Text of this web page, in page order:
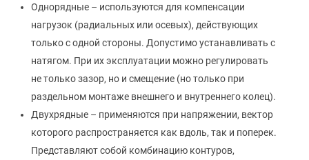
Однорядные – используются для компенсации
нагрузок (радиальных или осевых), действующих
только с одной стороны. Допустимо устанавливать с
натягом. При их эксплуатации можно регулировать
не только зазор, но и смещение (но только при
раздельном монтаже внешнего и внутреннего колец).
Двухрядные – применяются при напряжении, вектор
которого распространяется как вдоль, так и поперек.
Представляют собой комбинацию контуров,